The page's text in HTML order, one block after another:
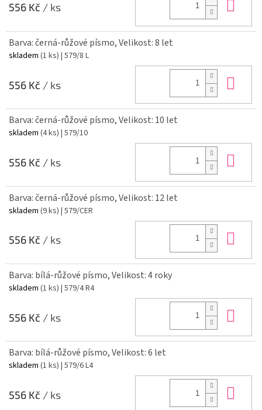
556 Kč / ks
Barva: černá-růžové písmo, Velikost: 8 let
skladem (1 ks) | 579/8 L
556 Kč / ks
Barva: černá-růžové písmo, Velikost: 10 let
skladem (4 ks) | 579/10
556 Kč / ks
Barva: černá-růžové písmo, Velikost: 12 let
skladem (9 ks) | 579/CER
556 Kč / ks
Barva: bílá-růžové písmo, Velikost: 4 roky
skladem (1 ks) | 579/4 R4
556 Kč / ks
Barva: bílá-růžové písmo, Velikost: 6 let
skladem (1 ks) | 579/6 L4
556 Kč / ks